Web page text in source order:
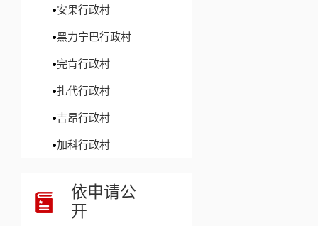
安果行政村
黑力宁巴行政村
完肯行政村
扎代行政村
吉昂行政村
加科行政村
依申请公
开